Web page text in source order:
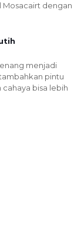
Mosacairt dengan
menjadi
pintu
bisa lebih